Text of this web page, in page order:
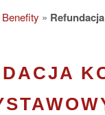
Benefity »